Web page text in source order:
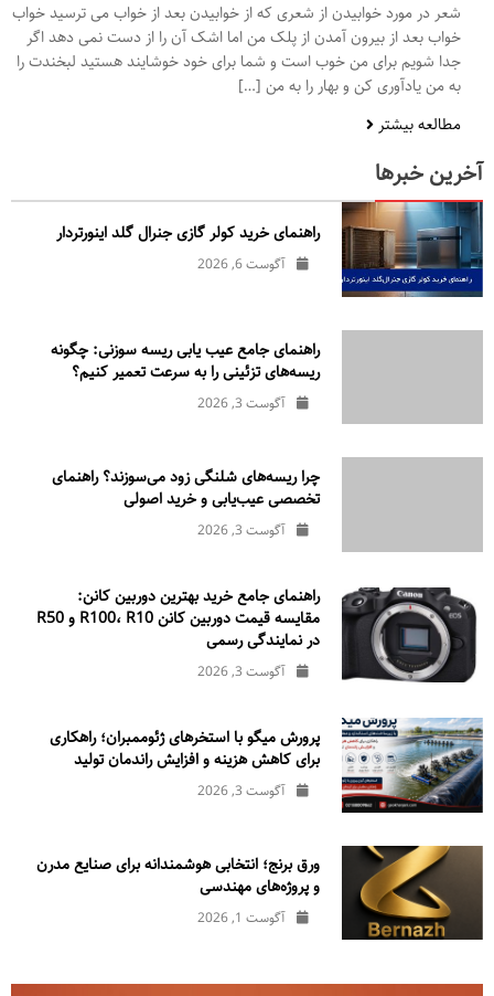
شعر در مورد خوابیدن از شعری که از خوابیدن بعد از خواب می ترسید خواب
خواب بعد از بیرون آمدن از پلک من اما اشک آن را از دست نمی دهد اگر
جدا شویم برای من خوب است و شما برای خود خوشایند هستید لبخندت را
به من یادآوری کن و بهار را به من […]
مطالعه بیشتر
آخرین خبرها
راهنمای خرید کولر گازی جنرال‌ گلد اینورتر‌دار
آگوست 6, 2026
راهنمای جامع عیب یابی ریسه سوزنی: چگونه
ریسه‌های تزئینی را به سرعت تعمیر کنیم؟
آگوست 3, 2026
چرا ریسه‌های شلنگی زود می‌سوزند؟ راهنمای
تخصصی عیب‌یابی و خرید اصولی
آگوست 3, 2026
راهنمای جامع خرید بهترین دوربین کانن:
مقایسه قیمت دوربین کانن R100، R10 و R50
در نمایندگی رسمی
آگوست 3, 2026
پرورش میگو با استخرهای ژئوممبران؛ راهکاری
برای کاهش هزینه و افزایش راندمان تولید
آگوست 3, 2026
ورق برنج؛ انتخابی هوشمندانه برای صنایع مدرن
و پروژه‌های مهندسی
آگوست 1, 2026